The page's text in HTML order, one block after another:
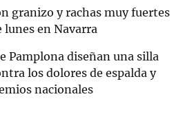
granizo y rachas muy fuertes
lunes en Navarra
Pamplona diseñan una silla
los dolores de espalda y
nacionales